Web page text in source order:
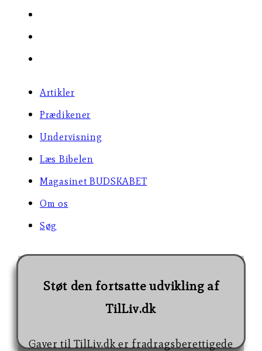
Artikler
Prædikener
Undervisning
Læs Bibelen
Magasinet BUDSKABET
Om os
Søg
Støt den fortsatte udvikling af
TilLiv.dk
Gaver til TilLiv.dk er fradragsberettigede